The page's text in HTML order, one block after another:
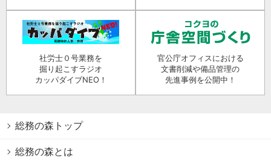
社労士０号業務を
掘り起こすラジオ
カッパダイブNEO！
官公庁オフィスにおける
文書削減や備品管理の
先進事例を公開中！
総務の森トップ
総務の森とは